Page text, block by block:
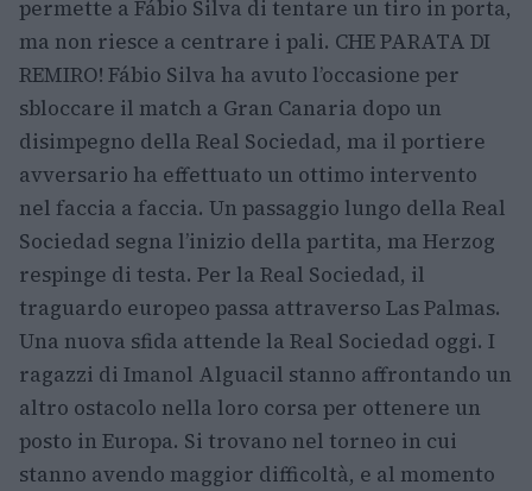
permette a Fábio Silva di tentare un tiro in porta,
ma non riesce a centrare i pali. CHE PARATA DI
REMIRO! Fábio Silva ha avuto l’occasione per
sbloccare il match a Gran Canaria dopo un
disimpegno della Real Sociedad, ma il portiere
avversario ha effettuato un ottimo intervento
nel faccia a faccia. Un passaggio lungo della Real
Sociedad segna l’inizio della partita, ma Herzog
respinge di testa. Per la Real Sociedad, il
traguardo europeo passa attraverso Las Palmas.
Una nuova sfida attende la Real Sociedad oggi. I
ragazzi di Imanol Alguacil stanno affrontando un
altro ostacolo nella loro corsa per ottenere un
posto in Europa. Si trovano nel torneo in cui
stanno avendo maggior difficoltà, e al momento